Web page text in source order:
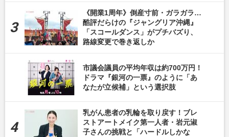
《開業1周年》倒産寸前・ガラガラ…
酷評だらけの『ジャングリア沖縄』
「スコールダンス」がプチバズり、
路線変更で巻き返しか
市議会議員の平均年収は約700万円！
ドラマ『銀河の一票』のように「あ
なたが立候補」という選択肢
乳がん患者の乳輪を取り戻す！ブレ
ストアートメイク第一人者・岩元淑
子さんの挑戦と「ハードルしかな